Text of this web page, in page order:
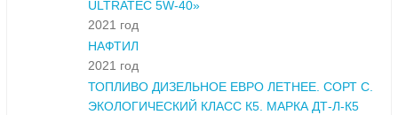
ULTRATEC 5W-40»
2021 год
НАФТИЛ
2021 год
ТОПЛИВО ДИЗЕЛЬНОЕ ЕВРО ЛЕТНЕЕ. СОРТ С.
ЭКОЛОГИЧЕСКИЙ КЛАСС К5. МАРКА ДТ-Л-К5